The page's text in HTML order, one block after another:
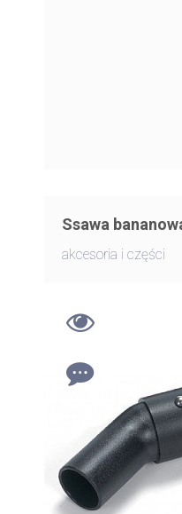
Ssawa
akcesoria i części